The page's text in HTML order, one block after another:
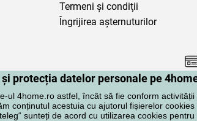
protecția datelor personale pe
ul 4home.ro astfel, încât să fie conform
conținutul acestuia cu ajutorul fișierelor
sunteți de acord cu utilizarea cookies
Termeni şi condiţii
Îngrijirea așternuturilor